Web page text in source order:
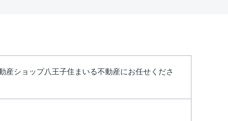
ショップ八王子住まいる不動産にお任せくださ